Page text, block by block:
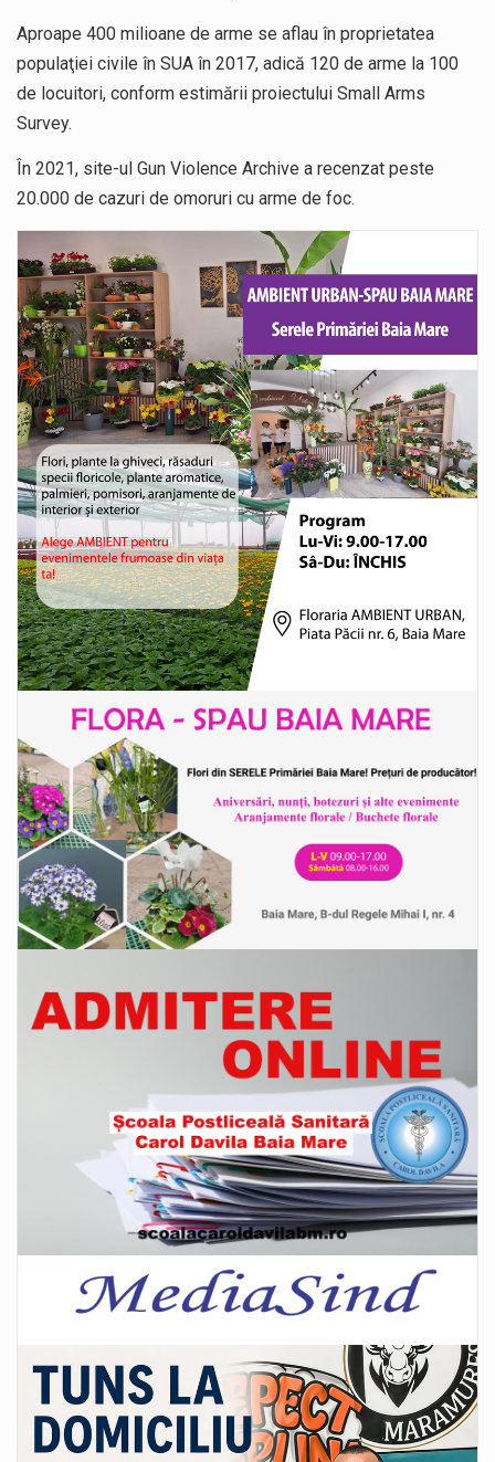
Aproape 400 milioane de arme se aflau în proprietatea
populaţiei civile în SUA în 2017, adică 120 de arme la 100
de locuitori, conform estimării proiectului Small Arms
Survey.
În 2021, site-ul Gun Violence Archive a recenzat peste
20.000 de cazuri de omoruri cu arme de foc.